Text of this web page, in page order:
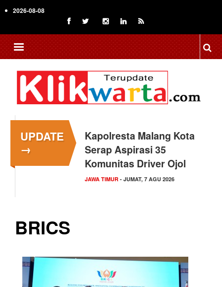
to
content
2026-08-08
UPDATE
→
Kapolresta Malang Kota
Serap Aspirasi 35
Komunitas Driver Ojol
JAWA TIMUR - JUMAT, 7 AGU 2026
BRICS